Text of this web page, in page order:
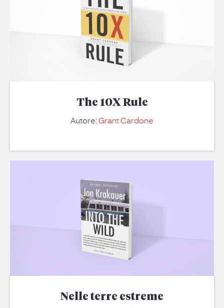
The 10X Rule
Autore:Grant Cardone
Nelle terre estreme